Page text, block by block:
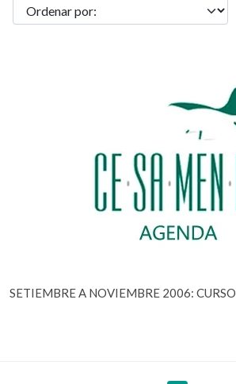
SETIEMBRE A NOVIEMBRE 2006: CURSO